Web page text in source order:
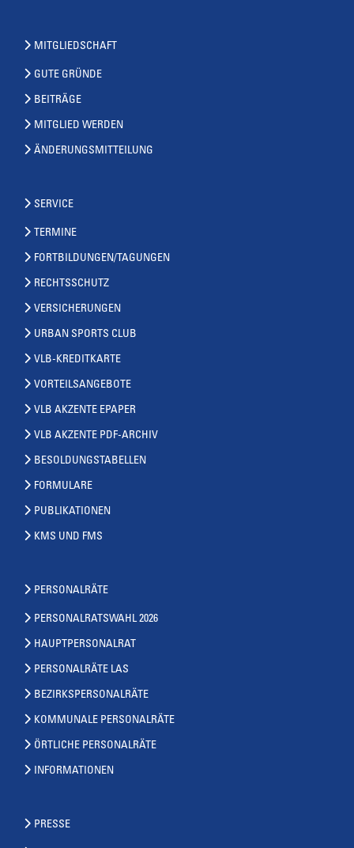
MITGLIEDSCHAFT
GUTE GRÜNDE
BEITRÄGE
MITGLIED WERDEN
ÄNDERUNGSMITTEILUNG
SERVICE
TERMINE
FORTBILDUNGEN/TAGUNGEN
RECHTSSCHUTZ
VERSICHERUNGEN
URBAN SPORTS CLUB
VLB-KREDITKARTE
VORTEILSANGEBOTE
VLB AKZENTE EPAPER
VLB AKZENTE PDF-ARCHIV
BESOLDUNGSTABELLEN
FORMULARE
PUBLIKATIONEN
KMS UND FMS
PERSONALRÄTE
PERSONALRATSWAHL 2026
HAUPTPERSONALRAT
PERSONALRÄTE LAS
BEZIRKSPERSONALRÄTE
KOMMUNALE PERSONALRÄTE
ÖRTLICHE PERSONALRÄTE
INFORMATIONEN
PRESSE